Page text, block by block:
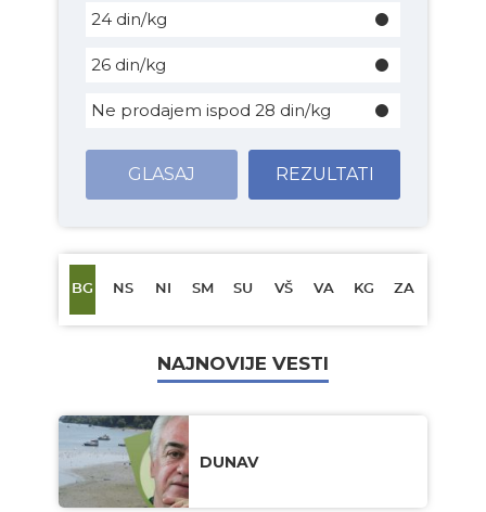
24 din/kg
26 din/kg
Ne prodajem ispod 28 din/kg
GLASAJ REZULTATI
BG NS NI SM SU VŠ VA KG ZA
NAJNOVIJE VESTI
DUNAV